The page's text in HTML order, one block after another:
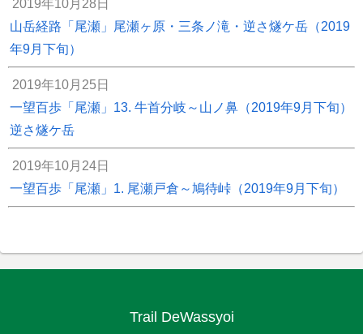
2019年10月28日
山岳経路「尾瀬」尾瀬ヶ原・三条ノ滝・逆さ燧ケ岳（2019
年9月下旬）
2019年10月25日
一望百歩「尾瀬」13. 牛首分岐～山ノ鼻（2019年9月下旬）
逆さ燧ケ岳
2019年10月24日
一望百歩「尾瀬」1. 尾瀬戸倉～鳩待峠（2019年9月下旬）
Trail DeWassyoi